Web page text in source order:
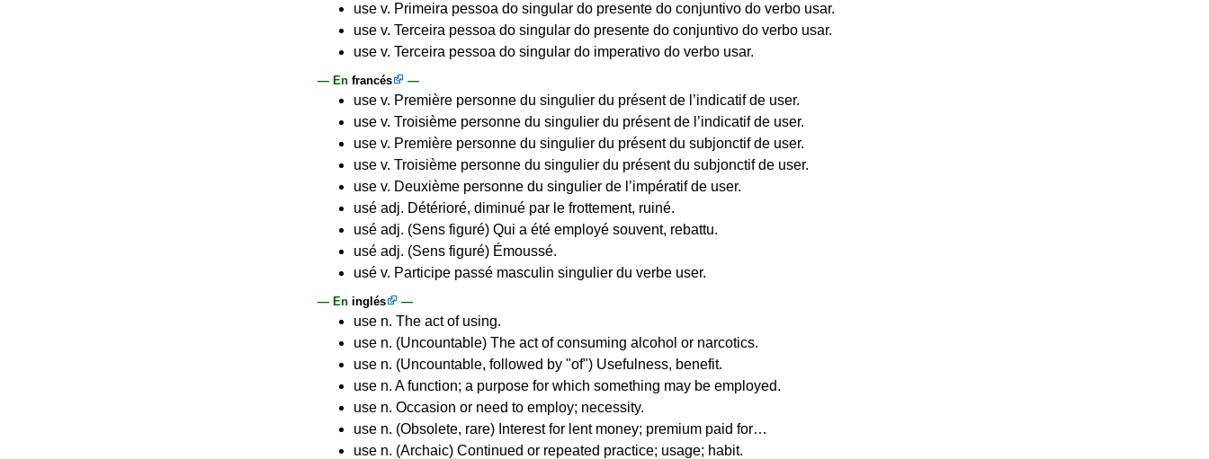
use v. Primeira pessoa do singular do presente do conjuntivo do verbo usar.
use v. Terceira pessoa do singular do presente do conjuntivo do verbo usar.
use v. Terceira pessoa do singular do imperativo do verbo usar.
— En francés —
use v. Première personne du singulier du présent de l’indicatif de user.
use v. Troisième personne du singulier du présent de l’indicatif de user.
use v. Première personne du singulier du présent du subjonctif de user.
use v. Troisième personne du singulier du présent du subjonctif de user.
use v. Deuxième personne du singulier de l’impératif de user.
usé adj. Détérioré, diminué par le frottement, ruiné.
usé adj. (Sens figuré) Qui a été employé souvent, rebattu.
usé adj. (Sens figuré) Émoussé.
usé v. Participe passé masculin singulier du verbe user.
— En inglés —
use n. The act of using.
use n. (Uncountable) The act of consuming alcohol or narcotics.
use n. (Uncountable, followed by "of") Usefulness, benefit.
use n. A function; a purpose for which something may be employed.
use n. Occasion or need to employ; necessity.
use n. (Obsolete, rare) Interest for lent money; premium paid for…
use n. (Archaic) Continued or repeated practice; usage; habit.